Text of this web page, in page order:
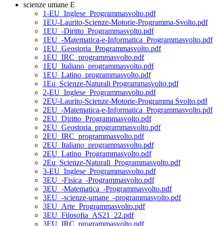
scienze umane E
1-EU_Inglese_Programmasvolto.pdf
1EU-Laurito-Scienze-Motorie-Programma-Svolto.pdf
1EU_-Diritto_Programmasvolto.pdf
1EU_-Matematica-e-Informatica_Programmasvolto.pdf
1EU_Geostoria_Programmasvolto.pdf
1EU_IRC_programmasvolto.pdf
1EU_Italiano_programmasvolto.pdf
1EU_Latino_programmasvolto.pdf
1Eu_Scienze-Naturali Programmasvolto.pdf
2-EU_Inglese_Programmasvolto.pdf
2EU-Laurito-Scienze-Motorie-Programma Svolto.pdf
2EU_-Matematica-e-Informatica_Programmasvolto.pdf
2EU_Diritto_Programmasvolto.pdf
2EU_Geostoria_programmasvolto.pdf
2EU_IRC_programmasvolto.pdf
2EU_Italiano_programmasvolto.pdf
2EU_Latino_Programmasvolto.pdf
2Eu_Scienze-Naturali_Programmasvolto.pdf
3-EU_Inglese_Programmasvolto.pdf
3EU_-Fisica_-Programmasvolto.pdf
3EU_-Matematica_-Programmasvolto.pdf
3EU_-scienze-umane_-programmasvolto.pdf
3EU_Arte_Programmasvolto.pdf
3EU_Filosofia_AS21_22.pdf
3EU_IRC_programmasvolto.pdf